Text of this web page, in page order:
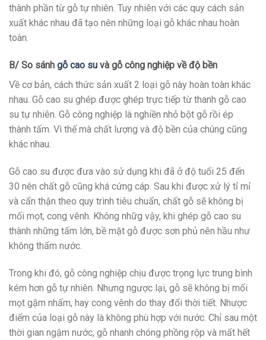
thành phần từ gỗ tự nhiên. Tuy nhiên với các quy cách sản
xuất khác nhau đã tạo nên những loại gỗ khác nhau hoàn
toàn.
B/ So sánh gỗ cao su và gỗ công nghiệp về độ bền
Về cơ bản, cách thức sản xuất 2 loại gỗ này hoàn toàn khác
nhau. Gỗ cao su ghép được ghép trực tiếp từ thanh gỗ cao
su tự nhiên. Gỗ công nghiệp là nghiền nhỏ bột gỗ rồi ép
thành tấm. Vì thế mà chất lượng và độ bền của chúng cũng
khác nhau.
Gỗ cao su được đưa vào sử dụng khi đã ở độ tuổi 25 đến
30 nên chất gỗ cũng khá cứng cáp. Sau khi được xử lý tỉ mỉ
và cẩn thận theo quy trình tiêu chuẩn, chất gỗ sẽ không bị
mối mọt, cong vênh. Không nhữg vậy, khi ghép gỗ cao su
thành những tấm lớn, bề mặt gỗ được sơn phủ nên hầu như
không thấm nước.
Trong khi đó, gỗ công nghiệp chịu được trọng lực trung bình
kém hơn gỗ tự nhiên. Nhưng ngược lại, gỗ sẽ không bị mối
mọt gặm nhấm, hay cong vênh do thay đổi thời tiết. Nhược
điểm của loại gỗ này là không phù hợp với nước. Chỉ sau một
thời gian ngậm nước, gỗ nhanh chóng phồng rộp và mất hết